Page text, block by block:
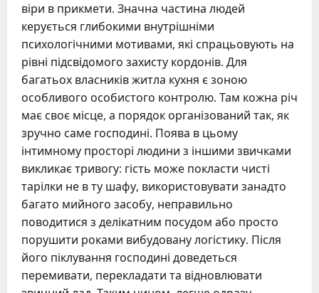
віри в прикмети. Значна частина людей
керується глибокими внутрішніми
психологічними мотивами, які спрацьовують на
рівні підсвідомого захисту кордонів. Для
багатьох власників житла кухня є зоною
особливого особистого контролю. Там кожна річ
має своє місце, а порядок організований так, як
зручно саме господині. Поява в цьому
інтимному просторі людини з іншими звичками
викликає тривогу: гість може покласти чисті
тарілки не в ту шафу, використовувати занадто
багато мийного засобу, неправильно
поводитися з делікатним посудом або просто
порушити роками вибудовану логістику. Після
його піклування господині доведеться
перемивати, перекладати та відновлювати